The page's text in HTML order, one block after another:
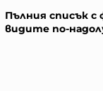
Пълния списък
видите по-